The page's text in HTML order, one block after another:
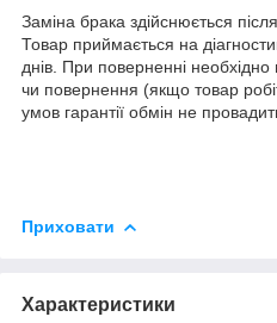
Заміна брака здійснюється
Товар приймається на
днів. При поверненні
чи повернення (якщо товар
умов гарантії обмін не
Приховати
Характеристики